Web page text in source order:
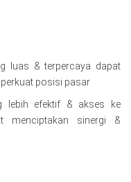
luas & terpercaya dapat
posisi pasar
lebih efektif & akses ke
menciptakan sinergi &